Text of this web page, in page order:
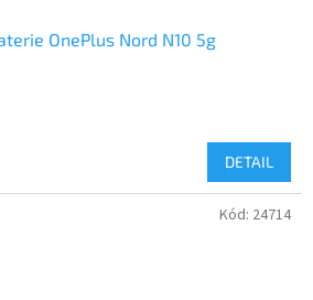
OnePlus Nord N10 5g
DETAIL
Kód: 24714